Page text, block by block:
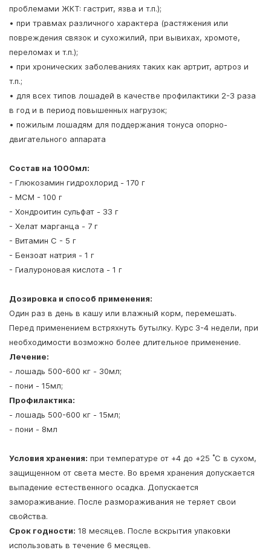
проблемами ЖКТ: гастрит, язва и т.п.);
• при травмах различного характера (растяжения или
повреждения связок и сухожилий, при вывихах, хромоте,
переломах и т.п.);
• при хронических заболеваниях таких как артрит, артроз и
т.п.;
• для всех типов лошадей в качестве профилактики 2-3 раза
в год и в период повышенных нагрузок;
• пожилым лошадям для поддержания тонуса опорно-
двигательного аппарата
Состав на 1000мл:
- Глюкозамин гидрохлорид - 170 г
- МСМ - 100 г
- Хондроитин сульфат - 33 г
- Хелат марганца - 7 г
- Витамин С - 5 г
- Бензоат натрия - 1 г
- Гиалуроновая кислота - 1 г
Дозировка и способ применения:
Один раз в день в кашу или влажный корм, перемешать.
Перед применением встряхнуть бутылку. Курс 3-4 недели, при
необходимости возможно более длительное применение.
Лечение:
- лошадь 500-600 кг - 30мл;
- пони - 15мл;
Профилактика:
- лошадь 500-600 кг - 15мл;
- пони - 8мл
Условия хранения: при температуре от +4 до +25 ˚С в сухом,
защищенном от света месте. Во время хранения допускается
выпадение естественного осадка. Допускается
замораживание. После размораживания не теряет свои
свойства.
Срок годности: 18 месяцев. После вскрытия упаковки
использовать в течение 6 месяцев.